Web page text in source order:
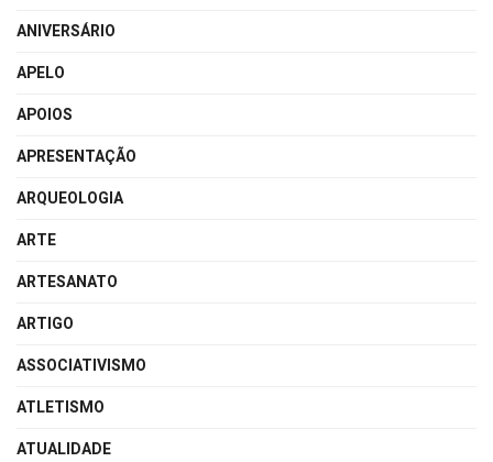
ANIVERSÁRIO
APELO
APOIOS
APRESENTAÇÃO
ARQUEOLOGIA
ARTE
ARTESANATO
ARTIGO
ASSOCIATIVISMO
ATLETISMO
ATUALIDADE